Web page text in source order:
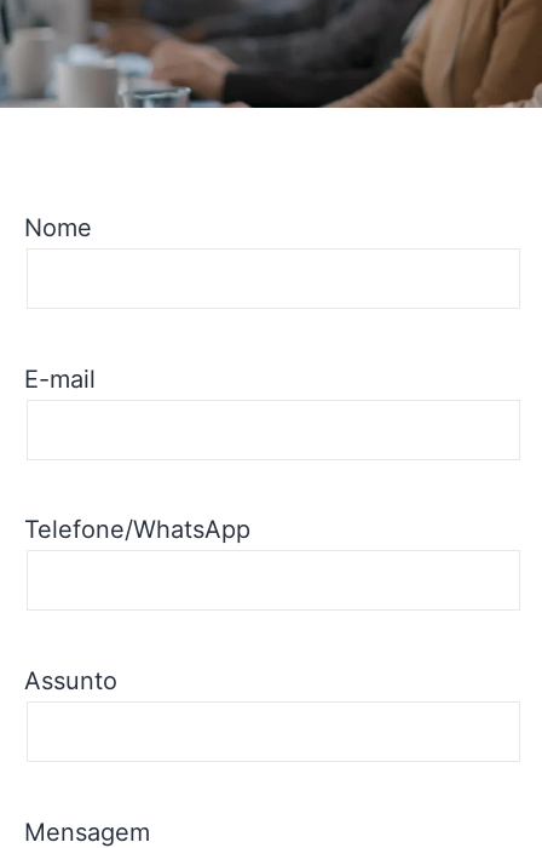
Nome
E-mail
Telefone/WhatsApp
Assunto
Mensagem